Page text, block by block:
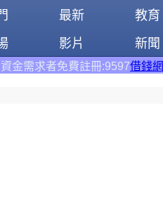
最新 教育
影片 新聞
借錢網。全台前三大借錢網站！